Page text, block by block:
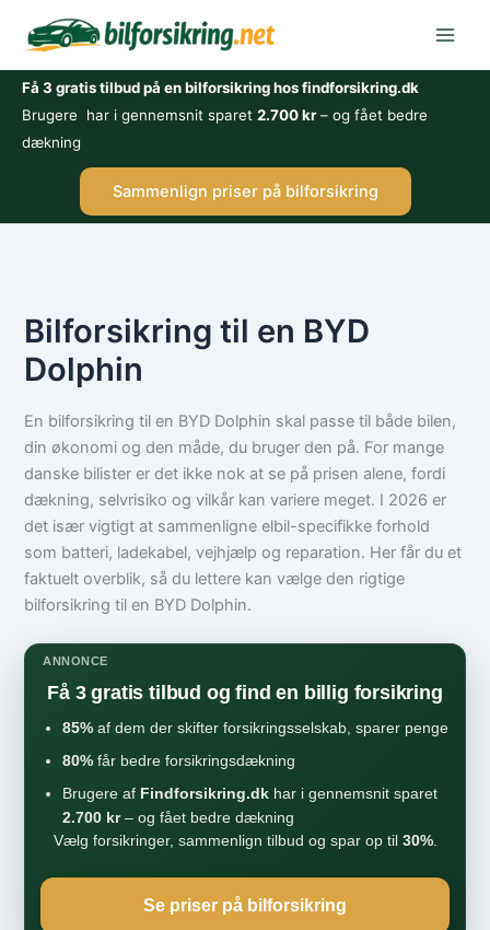
Få 3 gratis tilbud på en bilforsikring hos findforsikring.dk
Brugere har i gennemsnit sparet 2.700 kr– og fået bedre
dækning
Sammenlign priser på bilforsikring
Bilforsikring til en BYD
Dolphin
En bilforsikring til en BYD Dolphin skal passe til både bilen,
din økonomi og den måde, du bruger den på. For mange
danske bilister er det ikke nok at se på prisen alene, fordi
dækning, selvrisiko og vilkår kan variere meget. I 2026 er
det især vigtigt at sammenligne elbil-specifikke forhold
som batteri, ladekabel, vejhjælp og reparation. Her får du et
faktuelt overblik, så du lettere kan vælge den rigtige
bilforsikring til en BYD Dolphin.
ANNONCE
Få 3 gratis tilbud og find en billig forsikring
85% af dem der skifter forsikringsselskab, sparer penge
80% får bedre forsikringsdækning
Brugere af Findforsikring.dk har i gennemsnit sparet
2.700 kr– og fået bedre dækning
Vælg forsikringer, sammenlign tilbud og spar op til 30%.
Se priser på bilforsikring